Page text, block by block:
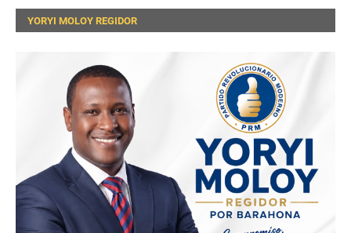
YORYI MOLOY REGIDOR